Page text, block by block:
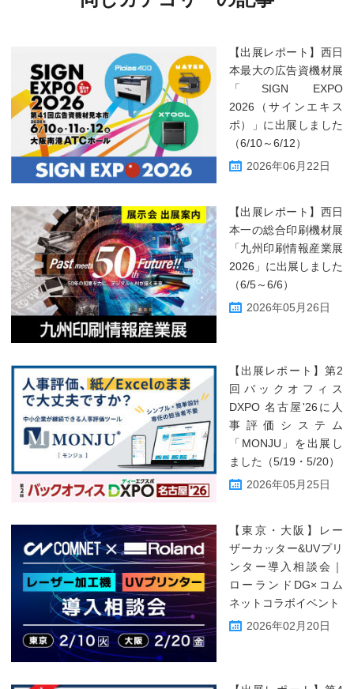
【出展レポート】西日
本最大の広告資機材展
「SIGN EXPO
2026（サインエキス
ポ）」に出展しました
（6/10～6/12）
2026年06月22日
【出展レポート】西日
本一の総合印刷機材展
「九州印刷情報産業展
2026」に出展しました
（6/5～6/6）
2026年05月26日
【出展レポート】第2
回バックオフィス
DXPO 名古屋'26に人
事評価システム
「MONJU」を出展し
ました（5/19・5/20）
2026年05月25日
【東京・大阪】レー
ザーカッター&UVプリ
ンター導入相談会｜
ローランドDG×コム
ネットコラボイベント
2026年02月20日